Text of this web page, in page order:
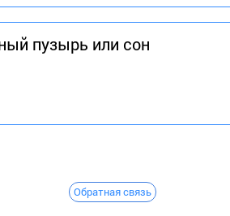
пузырь или сон
Обратная связь